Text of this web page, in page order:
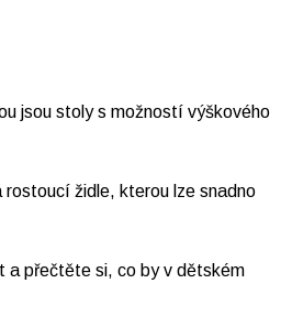
jsou stoly s možností výškového
židle, kterou lze snadno
a přečtěte si, co by v dětském